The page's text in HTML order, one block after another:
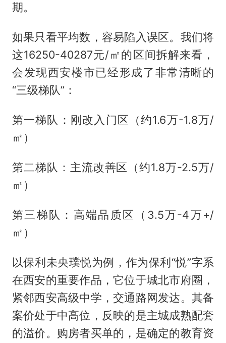
期。
如果只看平均数，容易陷入误区。我们将
这16250-40287元/㎡的区间拆解来看，
会发现西安楼市已经形成了非常清晰的
“三级梯队”：
第一梯队：刚改入门区（约1.6万-1.8万/
㎡）
第二梯队：主流改善区（约1.8万-2.5万/
㎡）
第三梯队：高端品质区（3.5万-4万+/
㎡）
以保利未央璞悦为例，作为保利“悦”字系
在西安的重要作品，它位于城北市府圈，
紧邻西安高级中学，交通路网发达。其备
案价处于中高位，反映的是主城成熟配套
的溢价。购房者买单的，是确定的教育资